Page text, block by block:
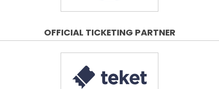
OFFICIAL TICKETING PARTNER